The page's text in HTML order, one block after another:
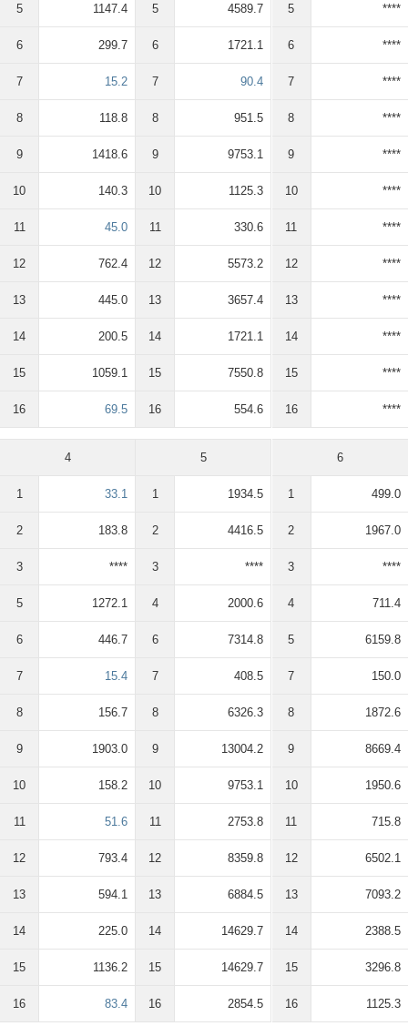
5 1147.4
6 299.7
7 15.2
8 118.8
9 1418.6
10 140.3
11 45.0
12 762.4
13 445.0
14 200.5
15 1059.1
16 69.5
5 4589.7
6 1721.1
7 90.4
8 951.5
9 9753.1
10 1125.3
11 330.6
12 5573.2
13 3657.4
14 1721.1
15 7550.8
16 554.6
5 ****
6 ****
7 ****
8 ****
9 ****
10 ****
11 ****
12 ****
13 ****
14 ****
15 ****
16 ****
4
1 33.1
2 183.8
3 ****
5 1272.1
6 446.7
7 15.4
8 156.7
9 1903.0
10 158.2
11 51.6
12 793.4
13 594.1
14 225.0
15 1136.2
16 83.4
5
1 1934.5
2 4416.5
3 ****
4 2000.6
6 7314.8
7 408.5
8 6326.3
9 13004.2
10 9753.1
11 2753.8
12 8359.8
13 6884.5
14 14629.7
15 14629.7
16 2854.5
6
1 499.0
2 1967.0
3 ****
4 711.4
5 6159.8
7 150.0
8 1872.6
9 8669.4
10 1950.6
11 715.8
12 6502.1
13 7093.2
14 2388.5
15 3296.8
16 1125.3